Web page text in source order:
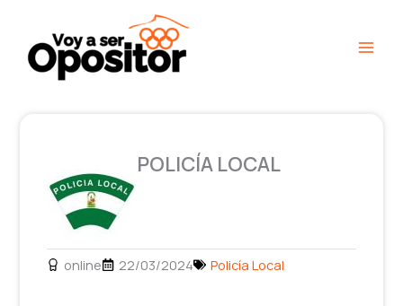
contenido
POLICÍA LOCAL
online 22/03/2024 Policía Local